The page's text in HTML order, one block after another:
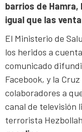
barrios de Hamra,
igual que las
El Ministerio de
los heridos a
comunicado
Facebook, y la
colaboradores a
canal de televisión
terrorista